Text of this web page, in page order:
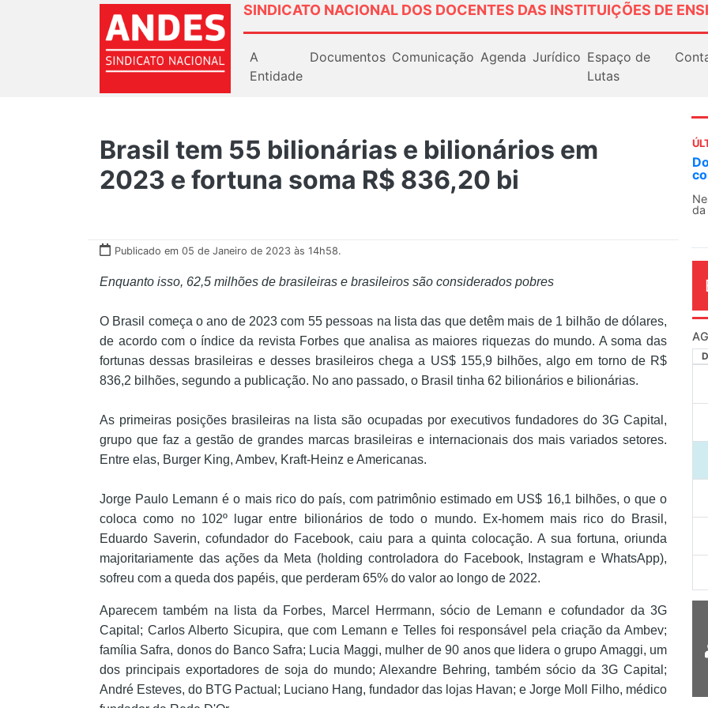
SINDICATO NACIONAL DOS DOCENTES DAS INSTITUIÇÕES DE
A
Entidade
Documentos Comunicação Agenda Jurídico Espaço de
Lutas
Brasil tem 55 bilionárias e bilionários em
2023 e fortuna soma R$ 836,20 bi
Publicado em 05 de Janeiro de 2023 às 14h58.
Enquanto isso, 62,5 milhões de brasileiras e brasileiros são considerados pobres
O Brasil começa o ano de 2023 com 55 pessoas na lista das que detêm mais de 1 bilhão de dólares,
de acordo com o índice da revista Forbes que analisa as maiores riquezas do mundo. A soma das
fortunas dessas brasileiras e desses brasileiros chega a US$ 155,9 bilhões, algo em torno de R$
836,2 bilhões, segundo a publicação. No ano passado, o Brasil tinha 62 bilionários e bilionárias.
As primeiras posições brasileiras na lista são ocupadas por executivos fundadores do 3G Capital,
grupo que faz a gestão de grandes marcas brasileiras e internacionais dos mais variados setores.
Entre elas, Burger King, Ambev, Kraft-Heinz e Americanas.
Jorge Paulo Lemann é o mais rico do país, com patrimônio estimado em US$ 16,1 bilhões, o que o
coloca como no 102º lugar entre bilionários de todo o mundo. Ex-homem mais rico do Brasil,
Eduardo Saverin, cofundador do Facebook, caiu para a quinta colocação. A sua fortuna, oriunda
majoritariamente das ações da Meta (holding controladora do Facebook, Instagram e WhatsApp),
sofreu com a queda dos papéis, que perderam 65% do valor ao longo de 2022.
Aparecem também na lista da Forbes,
Marcel Herrmann, sócio de Lemann e cofundador da 3G
Capital; Carlos Alberto Sicupira, que com Lemann e Telles foi responsável pela criação da Ambev;
família Safra, donos do Banco Safra; Lucia Maggi, mulher de 90 anos que lidera o grupo Amaggi, um
dos principais exportadores de soja do mundo; Alexandre Behring, também sócio da 3G Capital;
André Esteves, do BTG Pactual; Luciano Hang, fundador das lojas Havan; e Jorge Moll Filho, médico
Docentes paralisam novamente
contra as políticas de Milei na
Nessa segunda-feira (3), sindicatos
da educação superior e básica da